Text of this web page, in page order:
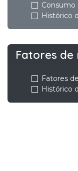
Consumo
Histórico
Fatores de
Fatores
Histórico